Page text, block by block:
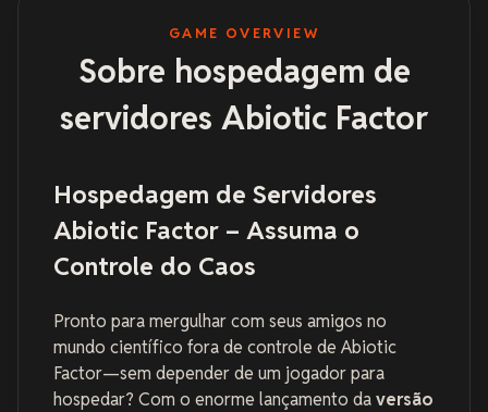
GAME OVERVIEW
Sobre hospedagem de
servidores Abiotic Factor
Hospedagem de Servidores
Abiotic Factor – Assuma o
Controle do Caos
Pronto para mergulhar com seus amigos no
mundo científico fora de controle de Abiotic
Factor—sem depender de um jogador para
hospedar? Com o enorme lançamento daversão